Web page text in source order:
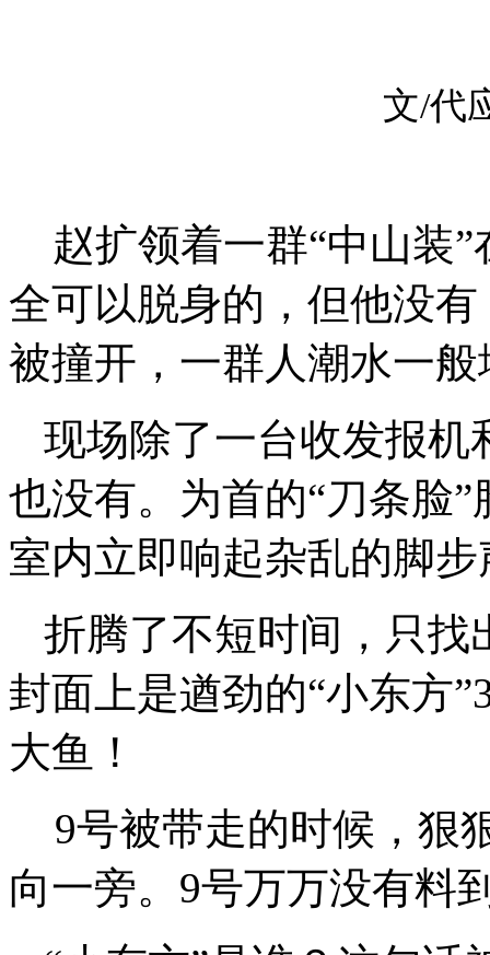
文/代
赵扩领着一群“中山装
全可以脱身的，但他没
被撞开，一群人潮水一
现场除了一台收发报机
也没有。为首的“刀条脸
室内立即响起杂乱的脚
折腾了不短时间，只找
封面上是遒劲的“小东方
大鱼！
9号被带走的时候，狠
向一旁。9号万万没有料